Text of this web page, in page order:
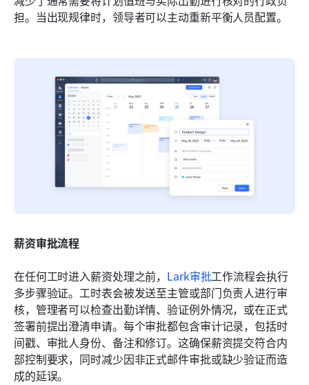
担。当出现规律时，领导者可以主动重新平衡人员配置。
薪资审批流程
在任何工时进入薪资处理之前， Lark审批工作流程会执行
多步骤验证。工时表会被发送至主管或部门负责人进行审
核，管理者可以检查出勤详情、验证例外情况，或在正式
签署前提出澄清申请。每个审批都包含审计记录，包括时
间戳、审批人身份、备注和修订。这确保薪资提交符合内
部控制要求，同时减少因非正式邮件审批或缺少验证而造
成的延误。